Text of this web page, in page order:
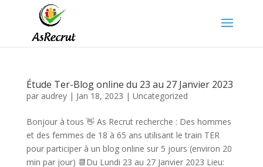
Étude Ter-Blog online du 23 au 27 Janvier 2023
par audrey| Jan 18, 2023 | Uncategorized
Bonjour à tous 👋 As Recrut recherche : Des hommes
et des femmes de 18 à 65 ans utilisant le train TER
pour participer à un blog online sur 5 jours (environ 20
min par jour) 📆Du Lundi 23 au 27 Janvier 2023 Lieu: